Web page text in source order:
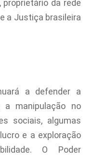
proprietário da rede
a Justiça brasileira
a defender a
manipulação no
sociais, algumas
e a exploração
O Poder